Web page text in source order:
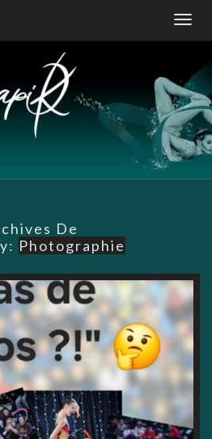
De
Photographie